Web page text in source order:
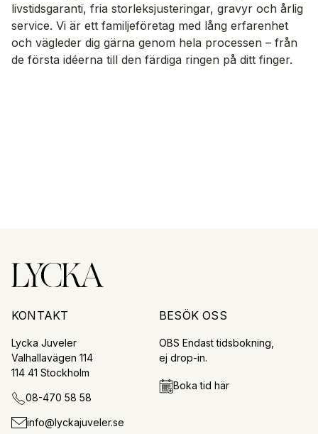
livstidsgaranti, fria storleksjusteringar, gravyr och årlig
service. Vi är ett familjeföretag med lång erfarenhet
och vägleder dig gärna genom hela processen – från
de första idéerna till den färdiga ringen på ditt finger.
KONTAKT
Lycka Juveler
Valhallavägen 114
114 41 Stockholm
08-470 58 58
info@lyckajuveler.se
BESÖK OSS
OBS Endast tidsbokning,
ej drop-in.
Boka tid här